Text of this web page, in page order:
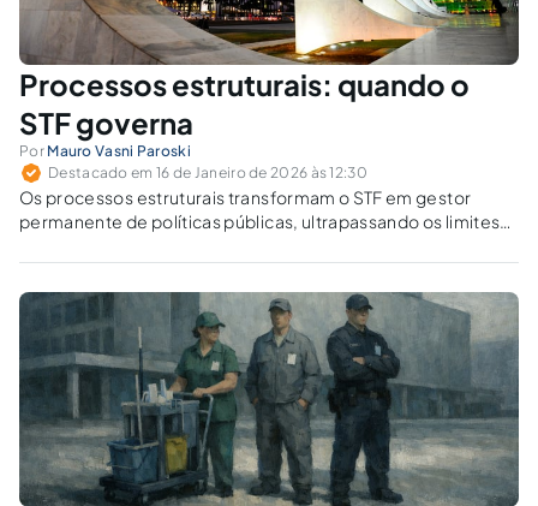
Processos estruturais: quando o
STF governa
Por Mauro Vasni Paroski
Destacado em 16 de Janeiro de 2026 às 12:30
Os processos estruturais transformam o STF em gestor
permanente de políticas públicas, ultrapassando os limites
pontuais por tutela contínua, o Tribunal esvazia a deliberação
política democrática.